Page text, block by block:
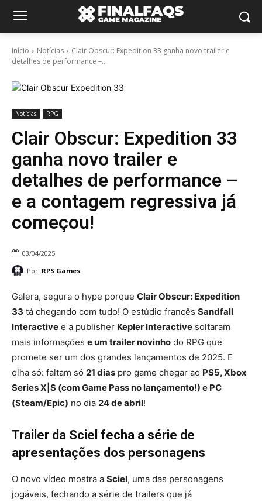
Início Notícias
Clair Obscur: Expedition 33 ganha novo trailer e
detalhes de performance –...
Notícias RPG
Clair Obscur: Expedition 33
ganha novo trailer e
detalhes de performance –
e a contagem regressiva já
começou!
03/04/2025
Por: RPS Games
Galera, segura o hype porque Clair Obscur: Expedition
33 tá chegando com tudo! O estúdio francês Sandfall
Interactive e a publisher Kepler Interactive soltaram
mais informações e um trailer novinho do RPG que
promete ser um dos grandes lançamentos de 2025. E
olha só: faltam só 21 dias pro game chegar ao PS5, Xbox
Series X|S (com Game Pass no lançamento!) e PC
(Steam/Epic) no dia 24 de abril!
Trailer da Sciel fecha a série de
apresentações dos personagens
O novo vídeo mostra a Sciel, uma das personagens
jogáveis, fechando a série de trailers que já